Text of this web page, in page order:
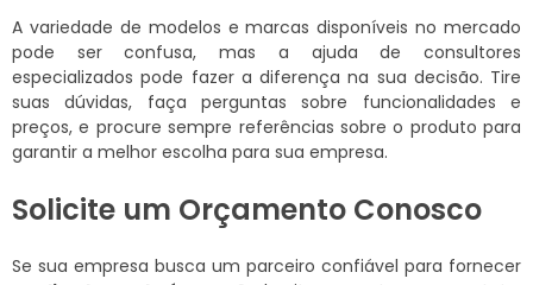
A variedade de modelos e marcas disponíveis no mercado
pode ser confusa, mas a ajuda de consultores
especializados pode fazer a diferença na sua decisão. Tire
suas dúvidas, faça perguntas sobre funcionalidades e
preços, e procure sempre referências sobre o produto para
garantir a melhor escolha para sua empresa.
Solicite um Orçamento Conosco
Se sua empresa busca um parceiro confiável para fornecer